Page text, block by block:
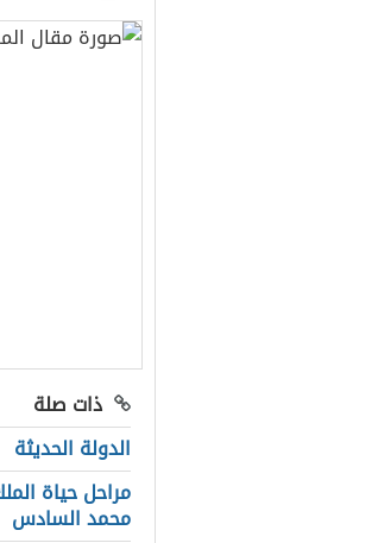
ذات صلة
الدولة الحديثة
مراحل حياة
محمد السادس